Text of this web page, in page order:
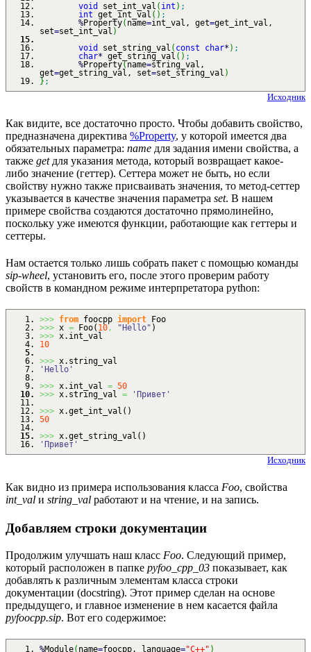
void
set_int_val ( int ) ;
int get_int_val ( ) ;
%Property( name=int_val, get=get_int_val,
set=set_int_val )
void
set_string_val ( const char* ) ;
char* get_string_val ( ) ;
%Property(name=string_val,
get=get_string_val, set=set_string_val )
} ;
Исходник
Как видите, все достаточно просто. Чтобы добавить свойство,
предназначена директива %Property, у которой имеется два
обязательных параметра: name для задания имени свойства, а
также getдля указания метода, который возвращает какое-
либо значение (геттер). Сеттера может не быть, но если
свойству нужно также присваивать значения, то метод-сеттер
указывается в качестве значения параметра set. В нашем
примере свойства создаются достаточно прямолинейно,
поскольку уже имеются функции, работающие как геттеры и
сеттеры.
Нам остается только лишь собрать пакет с помощью команды
sip-wheel, установить его, после этого проверим работу
свойств в командном режиме интерпретатора python:
>>> from foocpp import Foo
>>> x = Foo( 10, "Hello" )
>>> x. int_val
10
>>> x. string_val
'Hello'
>>> x. int_val = 50
>>> x. string_val =
'Привет'
>>> x.get_int_val ( )
50
>>> x.get_string_val ( )
'Привет'
Исходник
Как видно из примера использования класса Foo, свойства
int_val и string_val работают и на чтение, и на запись.
Добавляем строки документации
Продолжим улучшать наш класс Foo. Следующий пример,
который расположен в папке pyfoo_cpp_03 показывает, как
добавлять к различным элементам класса строки
документации (docstring). Этот пример сделан на основе
предыдущего, и главное изменение в нем касается файла
pyfoocpp.sip. Вот его содержимое:
%Module( name=foocpp, language="C++" )